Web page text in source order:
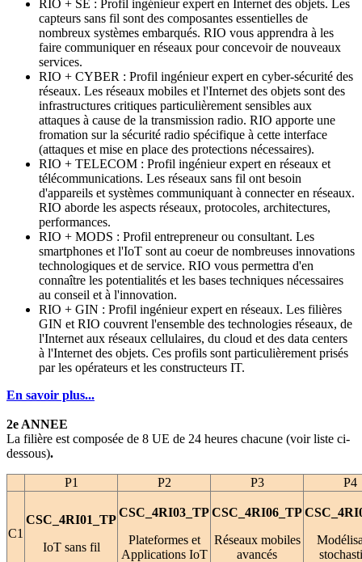
RIO + SE : Profil ingénieur expert en Internet des objets. Les
capteurs sans fil sont des composantes essentielles de
nombreux systèmes embarqués. RIO vous apprendra à les
faire communiquer en réseaux pour concevoir de nouveaux
services.
RIO + CYBER : Profil ingénieur expert en cyber-sécurité des
réseaux. Les réseaux mobiles et l'Internet des objets sont des
infrastructures critiques particulièrement sensibles aux
attaques à cause de la transmission radio. RIO apporte une
fromation sur la sécurité radio spécifique à cette interface
(attaques et mise en place des protections nécessaires).
RIO + TELECOM : Profil ingénieur expert en réseaux et
télécommunications. Les réseaux sans fil ont besoin
d'appareils et systèmes communiquant à connecter en réseaux.
RIO aborde les aspects réseaux, protocoles, architectures,
performances.
RIO + MODS : Profil entrepreneur ou consultant. Les
smartphones et l'IoT sont au coeur de nombreuses innovations
technologiques et de service. RIO vous permettra d'en
connaître les potentialités et les bases techniques nécessaires
au conseil et à l'innovation.
RIO + GIN : Profil ingénieur expert en réseaux. Les filières
GIN et RIO couvrent l'ensemble des technologies réseaux, de
l'Internet aux réseaux cellulaires, du cloud et des data centers
à l'Internet des objets. Ces profils sont particulièrement prisés
par les opérateurs et les constructeurs IT.
En savoir plus...
2e ANNEE
La filière est composée de 8 UE de 24 heures chacune (voir liste ci-
dessous).
P1 P2 P3 P4
C1
CSC_4RI01_TP
IoT sans fil
CSC_4RI03_TP
Plateformes et
Applications IoT
CSC_4RI06_TP
Réseaux mobiles
avancés